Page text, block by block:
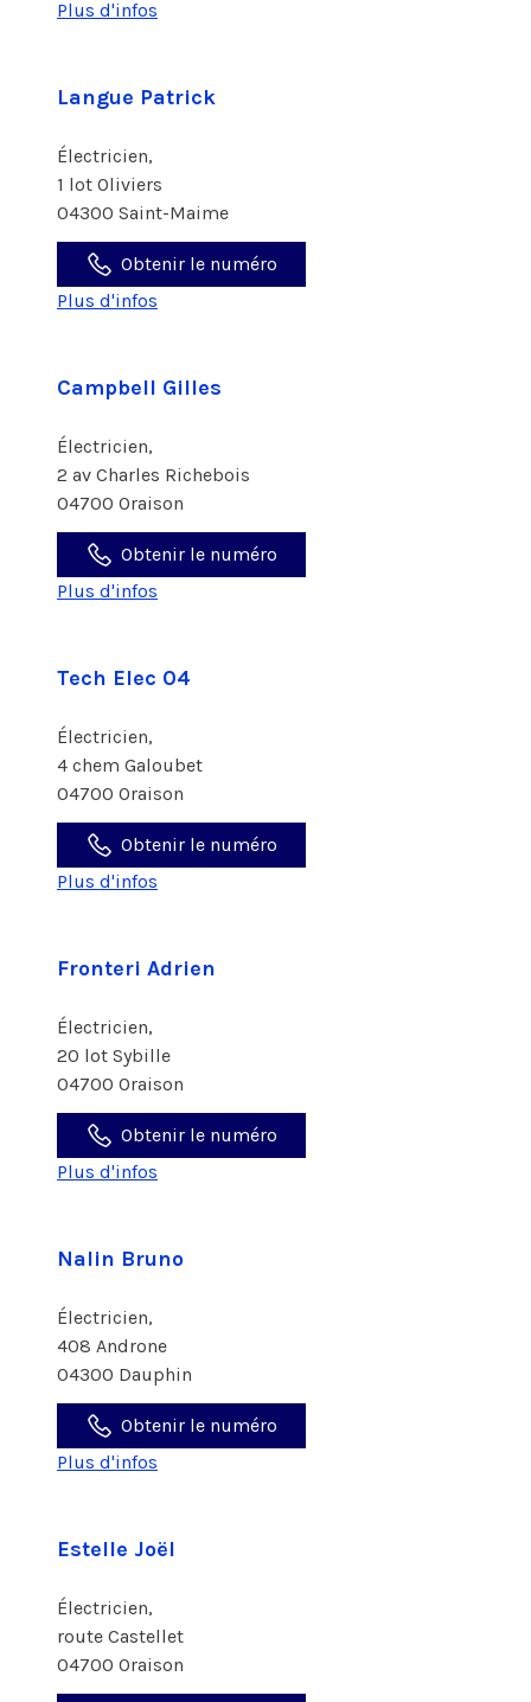
Plus d'infos
Langue Patrick
Électricien,
1 lot Oliviers
04300 Saint-Maime
Obtenir le numéro
Plus d'infos
Campbell Gilles
Électricien,
2 av Charles Richebois
04700 Oraison
Obtenir le numéro
Plus d'infos
Tech Elec 04
Électricien,
4 chem Galoubet
04700 Oraison
Obtenir le numéro
Plus d'infos
Fronteri Adrien
Électricien,
20 lot Sybille
04700 Oraison
Obtenir le numéro
Plus d'infos
Nalin Bruno
Électricien,
408 Androne
04300 Dauphin
Obtenir le numéro
Plus d'infos
Estelle Joël
Électricien,
route Castellet
04700 Oraison